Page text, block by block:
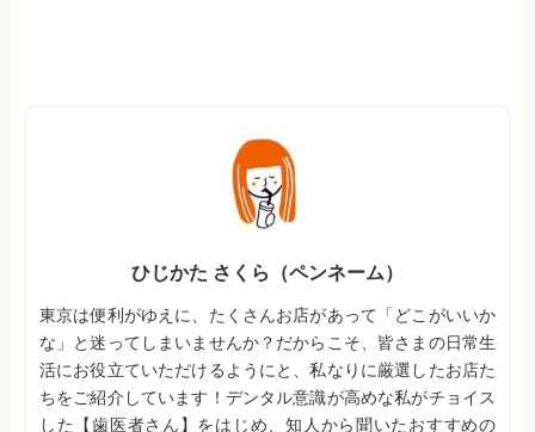
ひじかた さくら（ペンネーム）
東京は便利がゆえに、たくさんお店があって「どこがいいか
な」と迷ってしまいませんか？だからこそ、皆さまの日常生
活にお役立ていただけるようにと、私なりに厳選したお店た
ちをご紹介しています！デンタル意識が高めな私がチョイス
した【歯医者さん】をはじめ、知人から聞いたおすすめの